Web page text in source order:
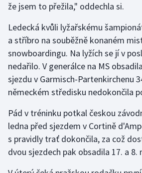
Olympijské hry
Parasport
Plavání
Plážový volejbal
Rychlobruslení
Rychlostní kanoistika
že jsem to přežila," oddechla si.
Ledecká kvůli lyžařskému
a stříbro na souběžně konaném
snowboardingu. Na lyžích se jí v
nedařilo. V generálce na MS
sjezdu v Garmisch-Partenkirchenu
německém středisku nedokončila
Pád v tréninku potkal českou
ledna před sjezdem v Cortině
s pravidly trať dokončila, za což
dvou sjezdech pak obsadila 17. a 8.